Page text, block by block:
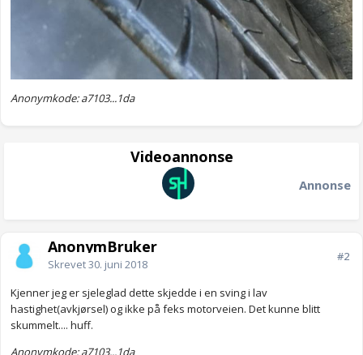
Anonymkode: a7103...1da
Videoannonse
Annonse
AnonymBruker
Skrevet30. juni 2018
#2
Kjenner jeg er sjeleglad dette skjedde i en sving i lav
hastighet(avkjørsel) og ikke på feks motorveien. Det kunne blitt
skummelt.... huff.
Anonymkode: a7103...1da